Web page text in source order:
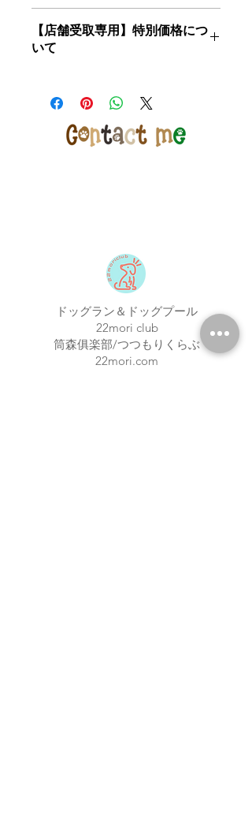
当店はお客様にご注文を頂いてからメ
ーカー最新ロットの商品をお届けいた
【店舗受取専用】特別価格につ
いて
望のお客様はカートで「店舗受取」を
ご選択ください
※店舗受取特別価格で通常発送をご選
択いただいた場合はご注文の修正また
後する場合もございますが、特別な理
由がない限り上記納期以内とお考え下
また、当店在庫はメーカー国内在庫と
リンクいたしておりますが、タイミン
グにより売り切れる場合もございます
ドッグラン＆ドッグプール
22mori club
筒森俱楽部/つつもりくらぶ
22mori.com